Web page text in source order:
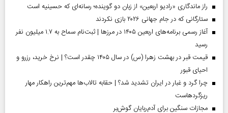
راز ماندگاری «رادیو اربعین» از زبان دو گوینده؛ رسانه‌ای که حسینیه است
ستارگانی که در جام جهانی ۲۰۲۶ بازی نکردند
آغاز رسمی برنامه‌های اربعین ۱۴۰۵ در مرز‌ها | ثبت‌نام سماح به ۱.۷ میلیون نفر
رسید
قیمت قبر در بهشت زهرا (س) در سال ۱۴۰۵ چقدر است؟ | نرخ خرید، رزرو و
احیای قبور
چرا گرد و غبار در ایران تشدید شد؟ | حقابه تالاب‌ها مهم‌ترین راهکار مهار
ریزگردهاست
مجازات سنگین برای آدم‌ربایان گوش‌بر